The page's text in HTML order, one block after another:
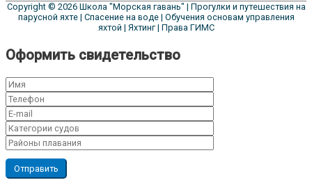
Copyright © 2026 Школа "Морская гавань" | Прогулки и путешествия на
парусной яхте | Спасение на воде | Обучения основам управления
яхтой | Яхтинг | Права ГИМС
Оформить свидетельство